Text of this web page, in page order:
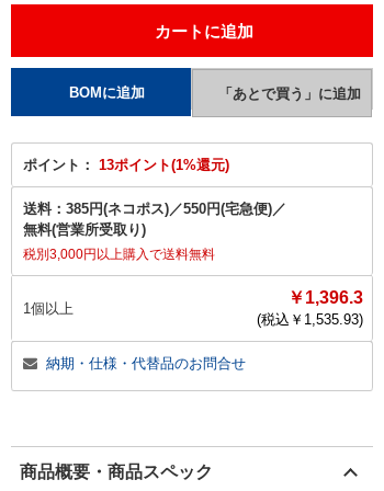
ポイント： 13ポイント(1%還元)
送料： 385円(ネコポス)／550円(宅急便)／
無料(営業所受取り)
税別3,000円以上購入で送料無料
1個以上
￥1,396.3
(税込￥ 1,535.93)
納期・仕様・代替品のお問合せ
商品概要・商品スペック